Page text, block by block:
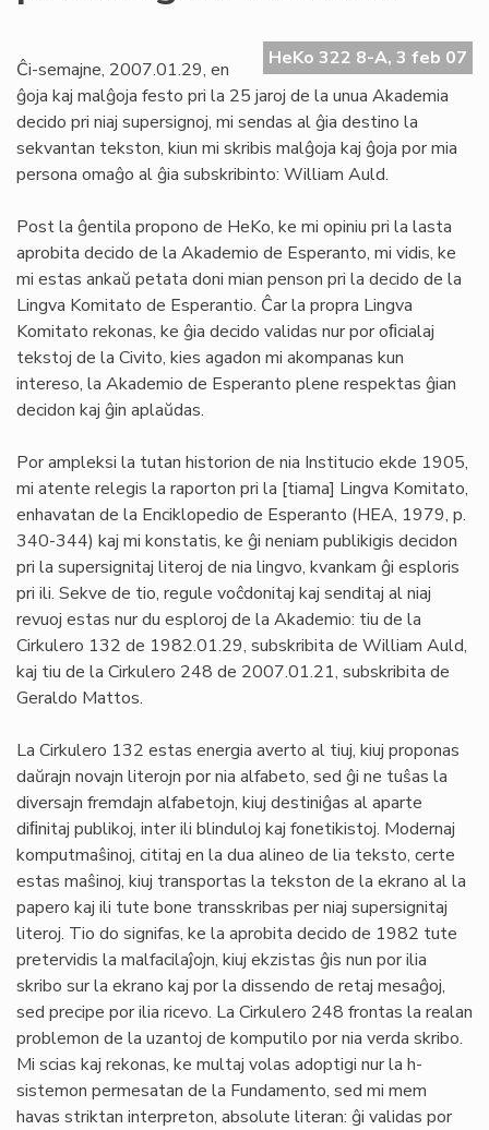
HeKo 322 8-A, 3 feb 07
Ĉi-semajne, 2007.01.29, en
ĝoja kaj malĝoja festo pri la 25 jaroj de la unua Akademia
decido pri niaj supersignoj, mi sendas al ĝia destino la
sekvantan tekston, kiun mi skribis malĝoja kaj ĝoja por mia
persona omaĝo al ĝia subskribinto: William Auld.
Post la ĝentila propono de HeKo, ke mi opiniu pri la lasta
aprobita decido de la Akademio de Esperanto, mi vidis, ke
mi estas ankaŭ petata doni mian penson pri la decido de la
Lingva Komitato de Esperantio. Ĉar la propra Lingva
Komitato rekonas, ke ĝia decido validas nur por oﬁcialaj
tekstoj de la Civito, kies agadon mi akompanas kun
intereso, la Akademio de Esperanto plene respektas ĝian
decidon kaj ĝin aplaŭdas.
Por ampleksi la tutan historion de nia Institucio ekde 1905,
mi atente relegis la raporton pri la [tiama] Lingva Komitato,
enhavatan de la Enciklopedio de Esperanto (HEA, 1979, p.
340-344) kaj mi konstatis, ke ĝi neniam publikigis decidon
pri la supersignitaj literoj de nia lingvo, kvankam ĝi esploris
pri ili. Sekve de tio, regule voĉdonitaj kaj senditaj al niaj
revuoj estas nur du esploroj de la Akademio: tiu de la
Cirkulero 132 de 1982.01.29, subskribita de William Auld,
kaj tiu de la Cirkulero 248 de 2007.01.21, subskribita de
Geraldo Mattos.
La Cirkulero 132 estas energia averto al tiuj, kiuj proponas
daŭrajn novajn literojn por nia alfabeto, sed ĝi ne tuŝas la
diversajn fremdajn alfabetojn, kiuj destiniĝas al aparte
diﬁnitaj publikoj, inter ili blinduloj kaj fonetikistoj. Modernaj
komputmaŝinoj, cititaj en la dua alineo de lia teksto, certe
estas maŝinoj, kiuj transportas la tekston de la ekrano al la
papero kaj ili tute bone transskribas per niaj supersignitaj
literoj. Tio do signifas, ke la aprobita decido de 1982 tute
pretervidis la malfacilaĵojn, kiuj ekzistas ĝis nun por ilia
skribo sur la ekrano kaj por la dissendo de retaj mesaĝoj,
sed precipe por ilia ricevo. La Cirkulero 248 frontas la realan
problemon de la uzantoj de komputilo por nia verda skribo.
Mi scias kaj rekonas, ke multaj volas adoptigi nur la h-
sistemon permesatan de la Fundamento, sed mi mem
havas striktan interpreton, absolute literan: ĝi validas por